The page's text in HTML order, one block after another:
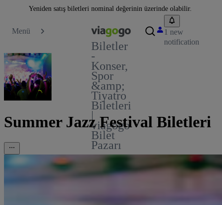
Yeniden satış biletleri nominal değerinin üzerinde olabilir.
Menü
Biletler
-
Konser,
Spor
&amp;
Tiyatro
Biletleri
|
viagogo
Bilet
Pazarı
1 new
notification
Summer Jazz Festival Biletleri